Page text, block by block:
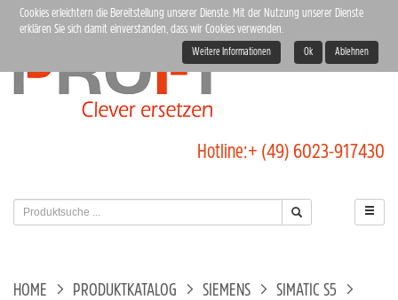
Hotline:+ (49) 6023-917430
HOME PRODUKTKATALOG SIEMENS
SIMATIC S5
Cookies erleichtern die Bereitstellung unserer Dienste. Mit der Nutzung unserer Dienste
erklären Sie sich damit einverstanden, dass wir Cookies verwenden.
Weitere Informationen Ok Ablehnen